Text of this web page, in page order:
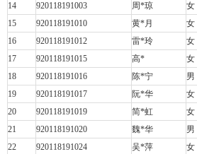
14
920118191003 周*琼 女
15
920118191010 黄*月 女
16
920118191012 雷*玲 女
17
920118191015 高* 女
18
920118191016 陈*宁 男
19
920118191017 阮*华 女
20
920118191019 简*虹 女
21
920118191020 魏*华 男
22
920118191024 吴*萍 女